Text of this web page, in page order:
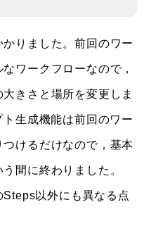
りました。前回のワー
ワークフローなので，
きさと場所を変更しま
生成機能は前回のワー
けるだけなので，基本
間に終わりました。
以外にも異なる点